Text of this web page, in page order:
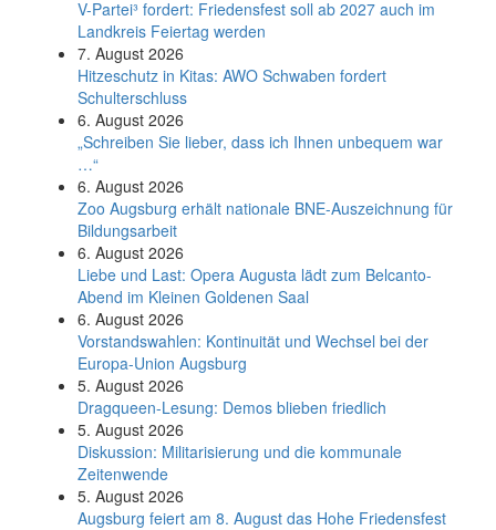
V-Partei­³ fordert: Friedens­fest soll ab 2027 auch im
Land­kreis Feier­tag werden
7. August 2026
Hitzeschutz in Kitas: AWO Schwaben fordert
Schulterschluss
6. August 2026
„Schreiben Sie lieber, dass ich Ihnen unbequem war
…“
6. August 2026
Zoo Augsburg erhält nationale BNE-Auszeichnung für
Bildungsarbeit
6. August 2026
Liebe und Last: Opera Augusta lädt zum Belcanto-
Abend im Kleinen Goldenen Saal
6. August 2026
Vorstandswahlen: Kontinuität und Wechsel bei der
Europa-Union Augsburg
5. August 2026
Dragqueen-Lesung: Demos blieben friedlich
5. August 2026
Diskussion: Mi­li­ta­ri­sie­rung und die kommunale
Zeitenwende
5. August 2026
Augsburg feiert am 8. August das Hohe Friedensfest